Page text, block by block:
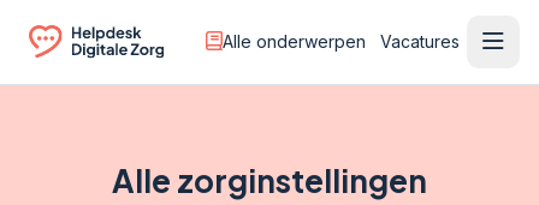
Ga naar de homepagina
Alle onderwerpen Vacatures
Alle zorginstellingen